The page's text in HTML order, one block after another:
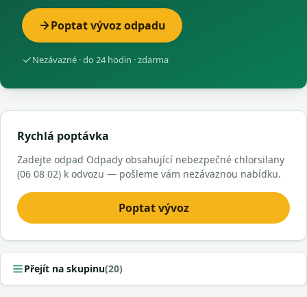
Poptat vývoz odpadu
Nezávazné · do 24 hodin · zdarma
Rychlá poptávka
Zadejte odpad Odpady obsahující nebezpečné chlorsilany
(06 08 02) k odvozu — pošleme vám nezávaznou nabídku.
Poptat vývoz
Přejít na skupinu(20)